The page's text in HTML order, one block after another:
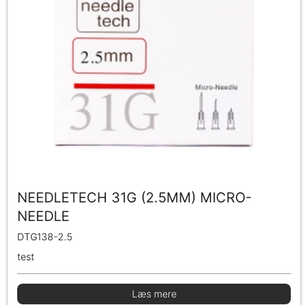
NEEDLETECH 31G (2.5MM) MICRO-
NEEDLE
DTG138-2.5
test
Læs mere